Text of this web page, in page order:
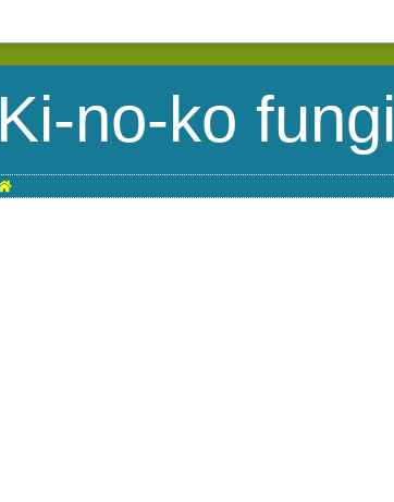
Ki-no-ko fungi
Home